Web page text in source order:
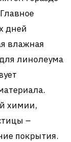
дней
влажная
линолеума
химии,
–
покрытия.